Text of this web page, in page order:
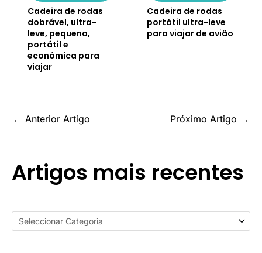
Artigos mais recentes
Cadeira de rodas
dobrável, ultra-
leve, pequena,
portátil e
económica para
viajar
Cadeira de rodas
portátil ultra-leve
para viajar de avião
← Anterior Artigo Próximo Artigo →